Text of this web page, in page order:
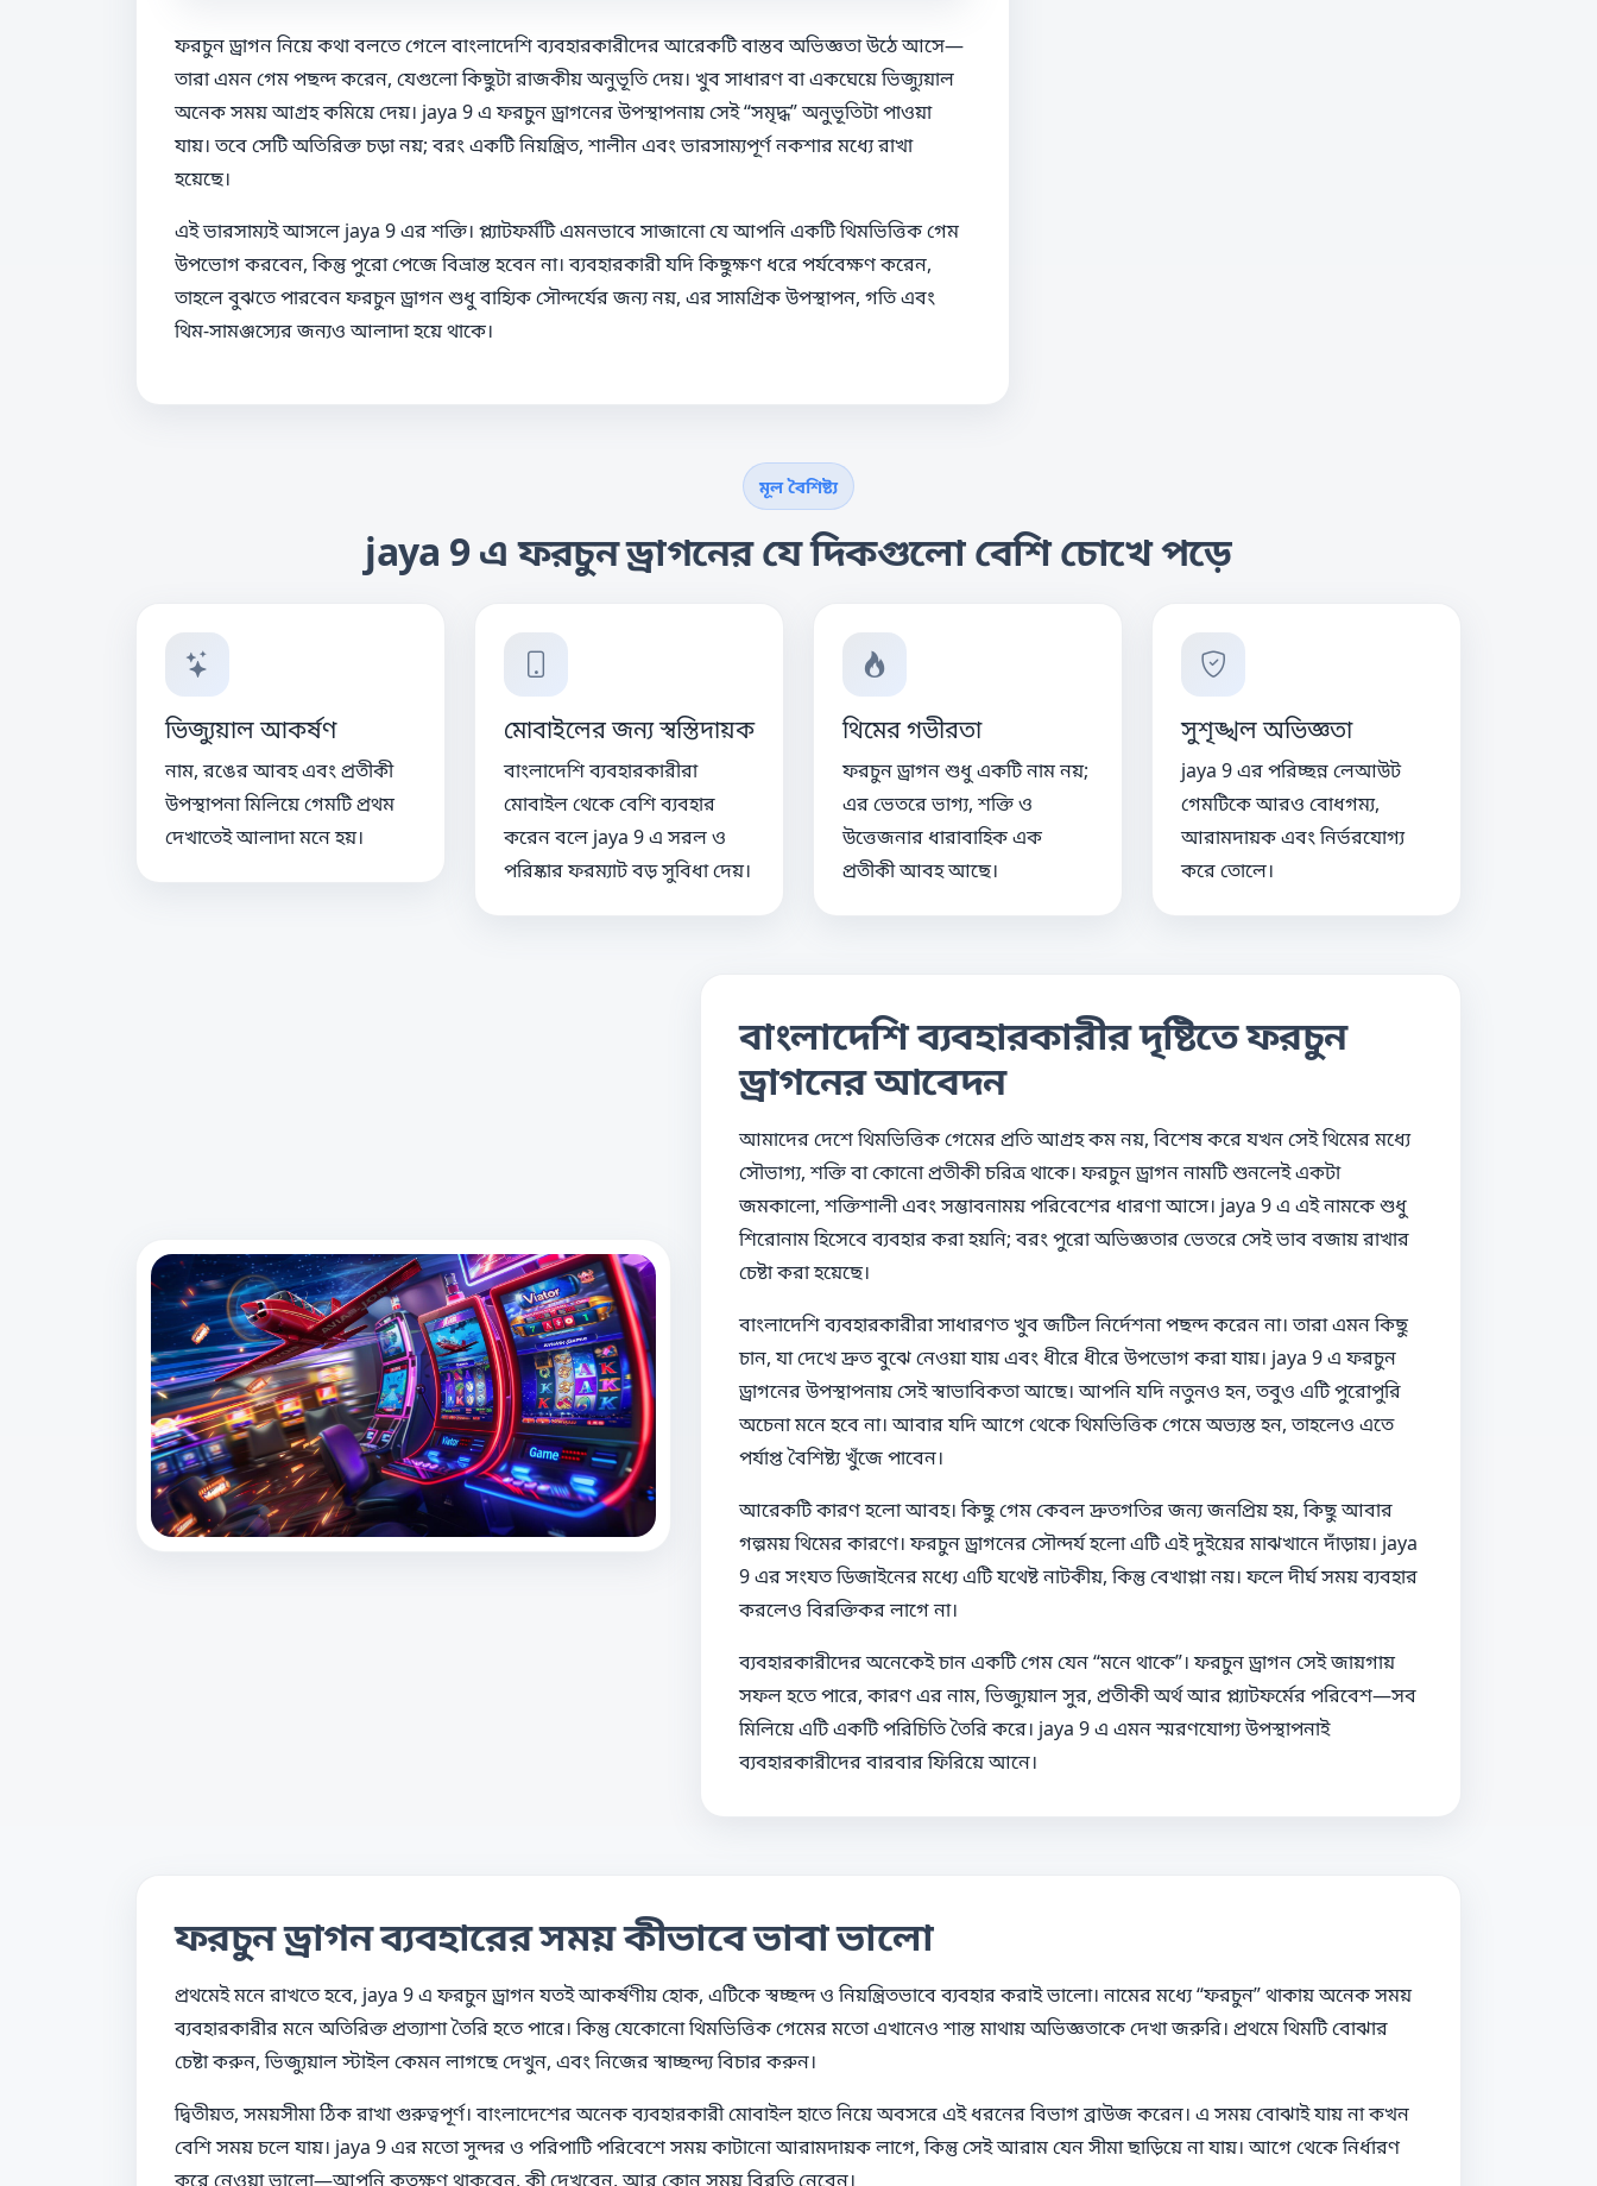
ফরচুন ড্রাগন নিয়ে কথা বলতে গেলে বাংলাদেশি ব্যবহারকারীদের আরেকটি বাস্তব অভিজ্ঞতা উঠে আসে—
তারা এমন গেম পছন্দ করেন, যেগুলো কিছুটা রাজকীয় অনুভূতি দেয়। খুব সাধারণ বা একঘেয়ে ভিজ্যুয়াল
অনেক সময় আগ্রহ কমিয়ে দেয়। jaya 9 এ ফরচুন ড্রাগনের উপস্থাপনায় সেই “সমৃদ্ধ” অনুভূতিটা পাওয়া
যায়। তবে সেটি অতিরিক্ত চড়া নয়; বরং একটি নিয়ন্ত্রিত, শালীন এবং ভারসাম্যপূর্ণ নকশার মধ্যে রাখা
হয়েছে।
এই ভারসাম্যই আসলে jaya 9 এর শক্তি। প্ল্যাটফর্মটি এমনভাবে সাজানো যে আপনি একটি থিমভিত্তিক গেম
উপভোগ করবেন, কিন্তু পুরো পেজে বিভ্রান্ত হবেন না। ব্যবহারকারী যদি কিছুক্ষণ ধরে পর্যবেক্ষণ করেন,
তাহলে বুঝতে পারবেন ফরচুন ড্রাগন শুধু বাহ্যিক সৌন্দর্যের জন্য নয়, এর সামগ্রিক উপস্থাপন, গতি এবং
থিম-সামঞ্জস্যের জন্যও আলাদা হয়ে থাকে।
মূল বৈশিষ্ট্য
jaya 9 এ ফরচুন ড্রাগনের যে দিকগুলো বেশি চোখে পড়ে
ভিজ্যুয়াল আকর্ষণ
নাম, রঙের আবহ এবং প্রতীকী
উপস্থাপনা মিলিয়ে গেমটি প্রথম
দেখাতেই আলাদা মনে হয়।
মোবাইলের জন্য স্বস্তিদায়ক
বাংলাদেশি ব্যবহারকারীরা
মোবাইল থেকে বেশি ব্যবহার
করেন বলে jaya 9 এ সরল ও
পরিষ্কার ফরম্যাট বড় সুবিধা দেয়।
থিমের গভীরতা
ফরচুন ড্রাগন শুধু একটি নাম নয়;
এর ভেতরে ভাগ্য, শক্তি ও
উত্তেজনার ধারাবাহিক এক
প্রতীকী আবহ আছে।
সুশৃঙ্খল অভিজ্ঞতা
jaya 9 এর পরিচ্ছন্ন লেআউট
গেমটিকে আরও বোধগম্য,
আরামদায়ক এবং নির্ভরযোগ্য
করে তোলে।
বাংলাদেশি ব্যবহারকারীর দৃষ্টিতে ফরচুন
ড্রাগনের আবেদন
আমাদের দেশে থিমভিত্তিক গেমের প্রতি আগ্রহ কম নয়, বিশেষ করে যখন সেই থিমের মধ্যে
সৌভাগ্য, শক্তি বা কোনো প্রতীকী চরিত্র থাকে। ফরচুন ড্রাগন নামটি শুনলেই একটা
জমকালো, শক্তিশালী এবং সম্ভাবনাময় পরিবেশের ধারণা আসে। jaya 9 এ এই নামকে শুধু
শিরোনাম হিসেবে ব্যবহার করা হয়নি; বরং পুরো অভিজ্ঞতার ভেতরে সেই ভাব বজায় রাখার
চেষ্টা করা হয়েছে।
বাংলাদেশি ব্যবহারকারীরা সাধারণত খুব জটিল নির্দেশনা পছন্দ করেন না। তারা এমন কিছু
চান, যা দেখে দ্রুত বুঝে নেওয়া যায় এবং ধীরে ধীরে উপভোগ করা যায়। jaya 9 এ ফরচুন
ড্রাগনের উপস্থাপনায় সেই স্বাভাবিকতা আছে। আপনি যদি নতুনও হন, তবুও এটি পুরোপুরি
অচেনা মনে হবে না। আবার যদি আগে থেকে থিমভিত্তিক গেমে অভ্যস্ত হন, তাহলেও এতে
পর্যাপ্ত বৈশিষ্ট্য খুঁজে পাবেন।
আরেকটি কারণ হলো আবহ। কিছু গেম কেবল দ্রুতগতির জন্য জনপ্রিয় হয়, কিছু আবার
গল্পময় থিমের কারণে। ফরচুন ড্রাগনের সৌন্দর্য হলো এটি এই দুইয়ের মাঝখানে দাঁড়ায়। jaya
9 এর সংযত ডিজাইনের মধ্যে এটি যথেষ্ট নাটকীয়, কিন্তু বেখাপ্পা নয়। ফলে দীর্ঘ সময় ব্যবহার
করলেও বিরক্তিকর লাগে না।
ব্যবহারকারীদের অনেকেই চান একটি গেম যেন “মনে থাকে”। ফরচুন ড্রাগন সেই জায়গায়
সফল হতে পারে, কারণ এর নাম, ভিজ্যুয়াল সুর, প্রতীকী অর্থ আর প্ল্যাটফর্মের পরিবেশ—সব
মিলিয়ে এটি একটি পরিচিতি তৈরি করে। jaya 9 এ এমন স্মরণযোগ্য উপস্থাপনাই
ব্যবহারকারীদের বারবার ফিরিয়ে আনে।
ফরচুন ড্রাগন ব্যবহারের সময় কীভাবে ভাবা ভালো
প্রথমেই মনে রাখতে হবে, jaya 9 এ ফরচুন ড্রাগন যতই আকর্ষণীয় হোক, এটিকে স্বচ্ছন্দ ও নিয়ন্ত্রিতভাবে ব্যবহার করাই ভালো। নামের মধ্যে “ফরচুন” থাকায় অনেক সময়
ব্যবহারকারীর মনে অতিরিক্ত প্রত্যাশা তৈরি হতে পারে। কিন্তু যেকোনো থিমভিত্তিক গেমের মতো এখানেও শান্ত মাথায় অভিজ্ঞতাকে দেখা জরুরি। প্রথমে থিমটি বোঝার
চেষ্টা করুন, ভিজ্যুয়াল স্টাইল কেমন লাগছে দেখুন, এবং নিজের স্বাচ্ছন্দ্য বিচার করুন।
দ্বিতীয়ত, সময়সীমা ঠিক রাখা গুরুত্বপূর্ণ। বাংলাদেশের অনেক ব্যবহারকারী মোবাইল হাতে নিয়ে অবসরে এই ধরনের বিভাগ ব্রাউজ করেন। এ সময় বোঝাই যায় না কখন
বেশি সময় চলে যায়। jaya 9 এর মতো সুন্দর ও পরিপাটি পরিবেশে সময় কাটানো আরামদায়ক লাগে, কিন্তু সেই আরাম যেন সীমা ছাড়িয়ে না যায়। আগে থেকে নির্ধারণ
করে নেওয়া ভালো—আপনি কতক্ষণ থাকবেন, কী দেখবেন, আর কোন সময় বিরতি নেবেন।